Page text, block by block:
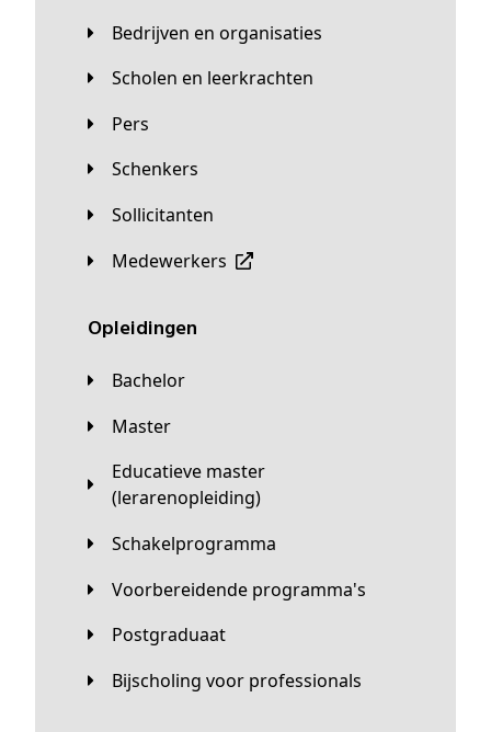
Bedrijven en organisaties
Scholen en leerkrachten
Pers
Schenkers
Sollicitanten
Medewerkers
Opleidingen
Bachelor
Master
Educatieve master
(lerarenopleiding)
Schakelprogramma
Voorbereidende programma's
Postgraduaat
Bijscholing voor professionals